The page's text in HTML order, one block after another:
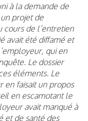
à la demande de
projet de
cours de l’entretien
avait été diffamé et
qui en
Le dossier
éléments. Le
en faisait un propos
en escamotant le
avait manqué à
et de santé des